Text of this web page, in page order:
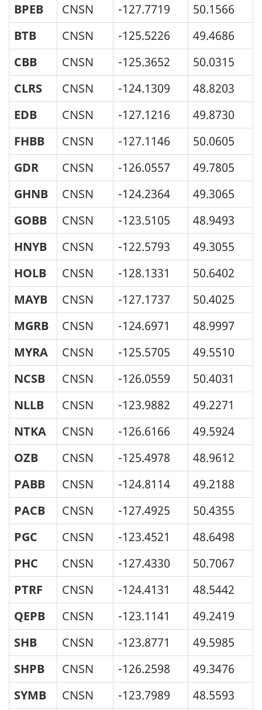
BPEB
CNSN -127.7719
50.1566
BTB
CNSN -125.5226
49.4686
CBB
CNSN -125.3652
50.0315
CLRS
CNSN -124.1309
48.8203
EDB
CNSN -127.1216
49.8730
FHBB
CNSN -127.1146
50.0605
GDR
CNSN -126.0557
49.7805
GHNB
CNSN -124.2364
49.3065
GOBB
CNSN -123.5105
48.9493
HNYB
CNSN -122.5793
49.3055
HOLB
CNSN -128.1331
50.6402
MAYB
CNSN -127.1737
50.4025
MGRB
CNSN -124.6971
48.9997
MYRA
CNSN -125.5705
49.5510
NCSB
CNSN -126.0559
50.4031
NLLB
CNSN -123.9882
49.2271
NTKA
CNSN -126.6166
49.5924
OZB
CNSN -125.4978
48.9612
PABB
CNSN -124.8114
49.2188
PACB
CNSN -127.4925
50.4355
PGC
CNSN -123.4521
48.6498
PHC
CNSN -127.4330
50.7067
PTRF
CNSN -124.4131
48.5442
QEPB
CNSN -123.1141
49.2419
SHB
CNSN -123.8771
49.5985
SHPB
CNSN -126.2598
49.3476
SYMB
CNSN -123.7989 48.5593